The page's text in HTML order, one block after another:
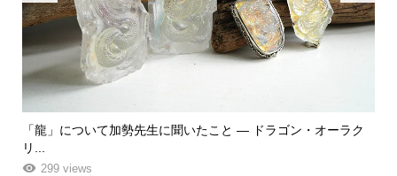
「飾る」から「使う」へ。鉱物と植物が織りなす贅沢なフラワ
ーエ...
261 views